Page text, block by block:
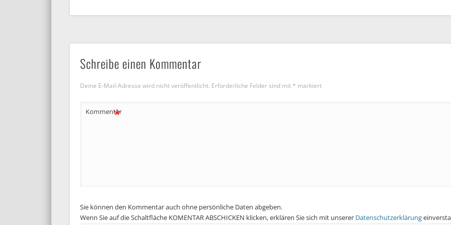
Schreibe einen Kommentar
Deine E-Mail-Adresse wird nicht veröffentlicht. Erforderliche Felder sind mit * markiert
Kommentar
*
Sie können den Kommentar auch ohne persönliche Daten abgeben.
Wenn Sie auf die Schaltfläche KOMENTAR ABSCHICKEN klicken, erklären Sie sich mit unserer Datenschutzerklärung